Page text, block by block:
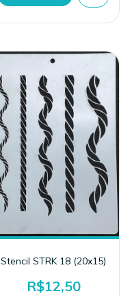
Stencil STRK 18 (20x15)
R$12,50